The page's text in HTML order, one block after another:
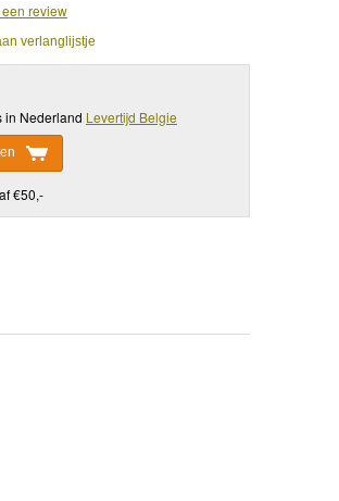
review
verlanglijstje
in Nederland Levertijd Belgie
€50,-